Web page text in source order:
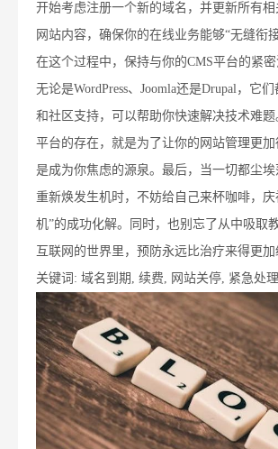
开始考虑注册一个新的域名，并更新所有相
网站内容，确保你的在线业务能够“无缝衔
在这个过程中，保持与你的CMS平台的紧密
无论是WordPress、Joomla还是Drupal，它
和社区支持，可以帮助你快速解决技术难
平台的存在，就是为了让你的网站管理更
是成为你焦虑的源泉。最后，当一切都尘
重新焕发生机时，不妨给自己来杯咖啡，庆
机”的成功化解。同时，也别忘了从中吸取
互联网的世界里，预防永远比治疗来得更
关键词: 域名到期, 续费, 网站关停, 紧急处